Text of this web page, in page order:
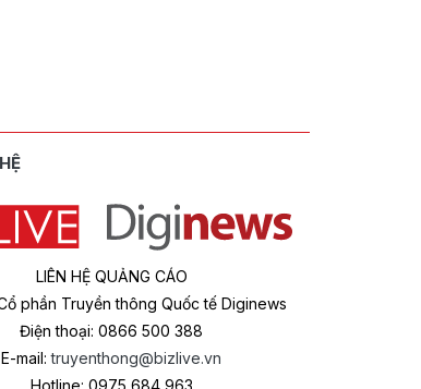
LIÊN HỆ QUẢNG CÁO
phần Truyền thông Quốc tế Diginews
Điện thoại: 0866 500 388
E-mail:truyenthong@bizlive.vn
Hotline: 0975 684 963